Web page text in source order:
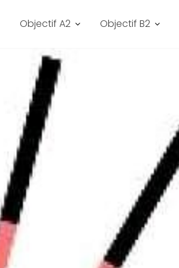
Objectif A2 Objectif B2